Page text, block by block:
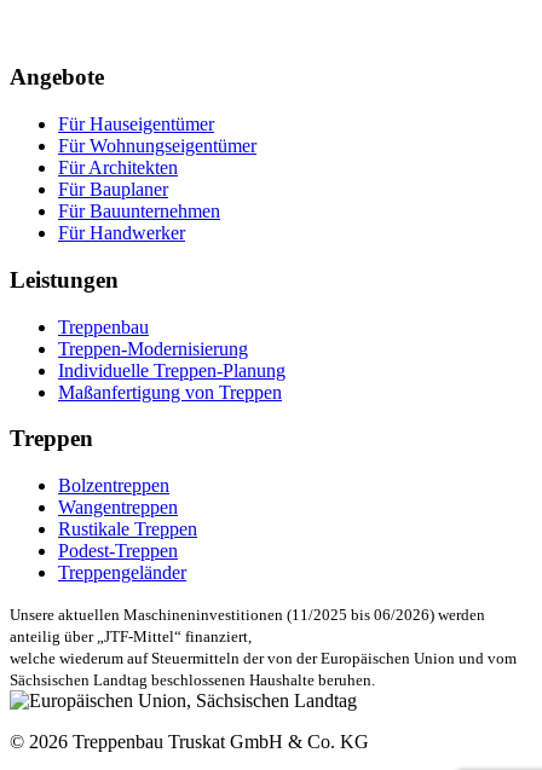
Angebote
Für Hauseigentümer
Für Wohnungseigentümer
Für Architekten
Für Bauplaner
Für Bauunternehmen
Für Handwerker
Leistungen
Treppenbau
Treppen-Modernisierung
Individuelle Treppen-Planung
Maßanfertigung von Treppen
Treppen
Bolzentreppen
Wangentreppen
Rustikale Treppen
Podest-Treppen
Treppengeländer
Unsere aktuellen Maschineninvestitionen (11/2025 bis 06/2026) werden
anteilig über „JTF-Mittel“ finanziert,
welche wiederum auf Steuermitteln der von der Europäischen Union und vom
Sächsischen Landtag beschlossenen Haushalte beruhen.
© 2026 Treppenbau Truskat GmbH & Co. KG